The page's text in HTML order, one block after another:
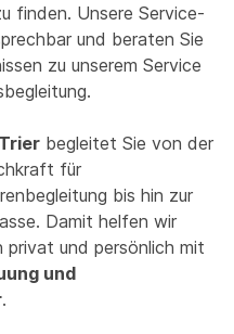
finden. Unsere Service-
und beraten Sie
zu unserem Service
begleitet Sie von der
für
bis hin zur
Damit helfen wir
privat und persönlich mit
und
.